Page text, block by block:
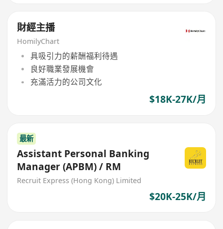
財經主播
HomilyChart
具吸引力的薪酬福利待遇
良好職業發展機會
充滿活力的公司文化
$18K-27K/月
最新
Assistant Personal Banking
Manager (APBM) / RM
Recruit Express (Hong Kong) Limited
$20K-25K/月